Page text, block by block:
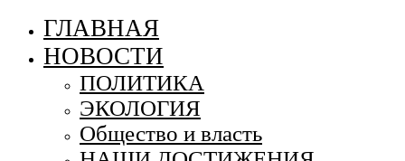
ГЛАВНАЯ
НОВОСТИ
ПОЛИТИКА
ЭКОЛОГИЯ
Общество и власть